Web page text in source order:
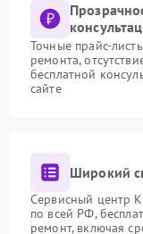
Точные прайс-
ремонта,
бесплатной
сайте
Широкий
Сервисный центр
по всей РФ,
ремонт, включая